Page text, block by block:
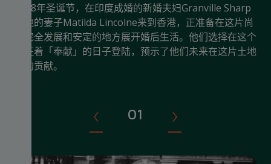
1858年圣诞节，在印度成婚的新婚夫妇Granville Sharp
和他的妻子Matilda Lincolne来到香港，正准备在这片尚
未完全发展和安定的地方展开婚后生活。他们选择在这个
象征着「奉献」的日子登陆，预示了他们未来在这片土地
上的贡献。
‹
03 01 02
›